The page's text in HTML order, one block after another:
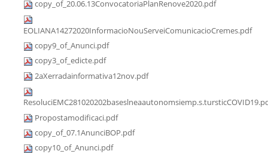
copy_of_20.06.13ConvocatoriaPlanRenove2020.pdf
EOLIANA14272020InformacioNouServeiComunicacioCremes.pdf
copy9_of_Anunci.pdf
copy3_of_edicte.pdf
2aXerradainformativa12nov.pdf
Propostamodificaci.pdf
copy_of_07.1AnunciBOP.pdf
copy10_of_Anunci.pdf